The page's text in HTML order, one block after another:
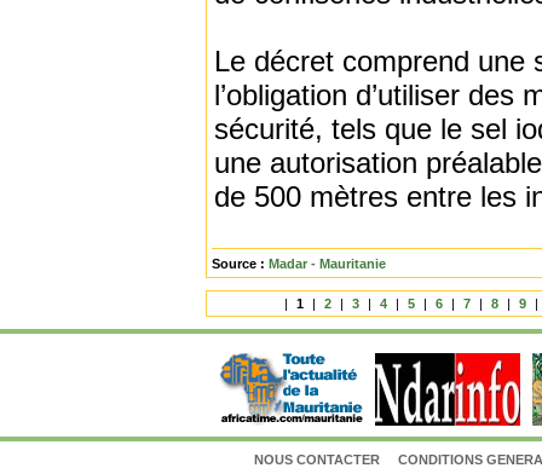
Le décret comprend une
l’obligation d’utiliser
sécurité, tels que le sel
une autorisation
de 500 mètres entre les
Source : Madar - Mauritanie
| 1 | 2 | 3 | 4 | 5 | 6 | 7 | 8 | 9 |
NOUS CONTACTER CONDITIONS